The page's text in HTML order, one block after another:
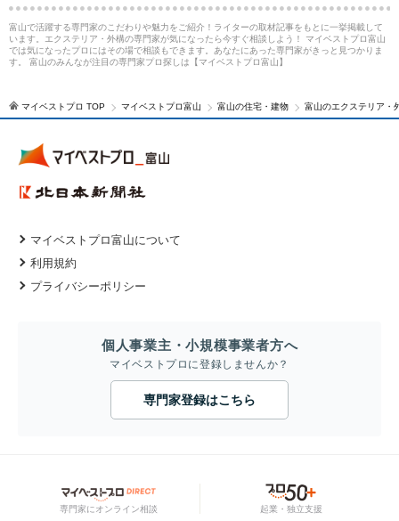
富山で活躍する専門家のこだわりや魅力をご紹介！ライターの取材記事をもとに一挙掲載して
います。エクステリア・外構の専門家が気になったら今すぐ相談しよう！ マイベストプロ富山
では気になったプロにはその場で相談もできます。あなたにあった専門家がきっと見つかりま
す。 富山のみんなが注目の専門家プロ探しは【マイベストプロ富山】
マイベストプロ TOP マイベストプロ富山 富山の住宅・建物 富山のエクステリア・
マイベストプロ富山について
利用規約
プライバシーポリシー
個人事業主・小規模事業者方へ
マイベストプロに登録しませんか？
専門家登録はこちら
専門家にオンライン相談 起業・独立支援